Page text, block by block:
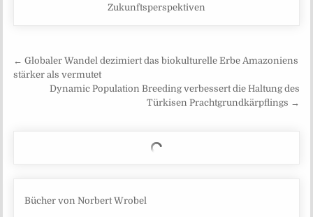
Zukunftsperspektiven
Beitragsnavigation
← Globaler Wandel dezimiert das biokulturelle Erbe Amazoniens
stärker als vermutet
Dynamic Population Breeding verbessert die Haltung des
Türkisen Prachtgrundkärpflings →
Bücher von Norbert Wrobel